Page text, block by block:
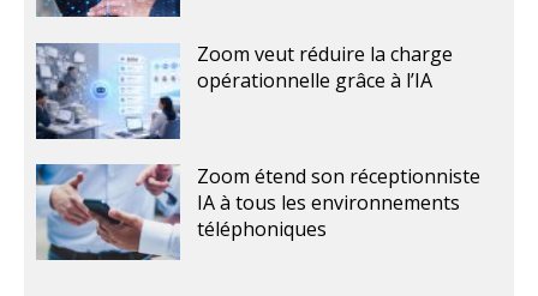
Zoom veut réduire la charge
opérationnelle grâce à l’IA
Zoom étend son réceptionniste
IA à tous les environnements
téléphoniques